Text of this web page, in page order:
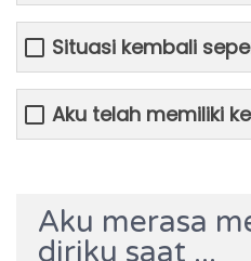
Situasi kembali
Aku telah memiliki
Aku merasa
diriku saat ...